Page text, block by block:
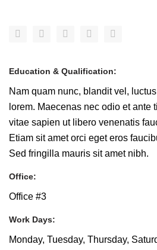
Education & Qualification:
Nam quam nunc, blandit vel,
lorem. Maecenas nec odio et ante
vitae sapien ut libero venenatis
Etiam sit amet orci eget eros
Sed fringilla mauris sit amet nibh.
Office:
Office #3
Work Days:
Monday, Tuesday, Thursday,